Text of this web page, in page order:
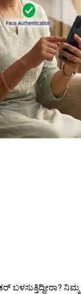
ಬಳಸುತ್ತಿದ್ದೀರಾ?